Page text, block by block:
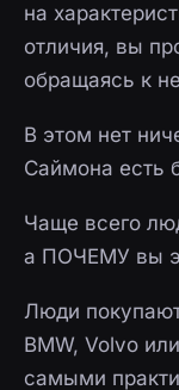
на
отличия, вы
обращаясь к
В этом нет
Саймона есть
Чаще всего
а ПОЧЕМУ вы
Люди
BMW, Volvo
самыми